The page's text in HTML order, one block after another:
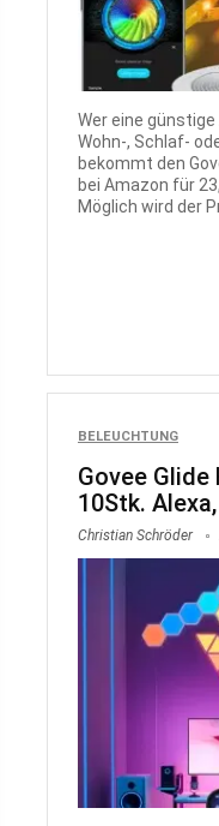
Wer eine
Wohn-, Schlaf-
bekommt den
bei Amazon für
Möglich wird der
BELEUCHTUNG
Govee Glide
10Stk.
Christian Schröder